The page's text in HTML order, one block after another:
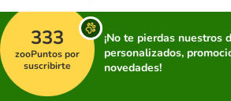
333
zooPuntos por
suscribirte
¡No te pierdas nuestros
personalizados,
novedades!